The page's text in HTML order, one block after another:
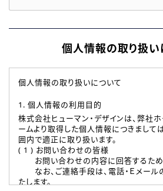
個人情報の取り扱い
個人情報の取り扱いについて
1. 個人情報の利用目的
株式会社ヒューマン・デザインは、弊社
ームより取得した個人情報につきまして
囲内で適正に取り扱います。
( 1 ) お問い合わせの皆様
お問い合わせの内容に回答するため
なお、ご連絡手段は、電話・Ｅメール
たします。